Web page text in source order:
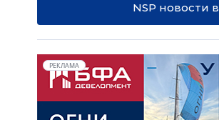
NSP новости в
РЕКЛАМА